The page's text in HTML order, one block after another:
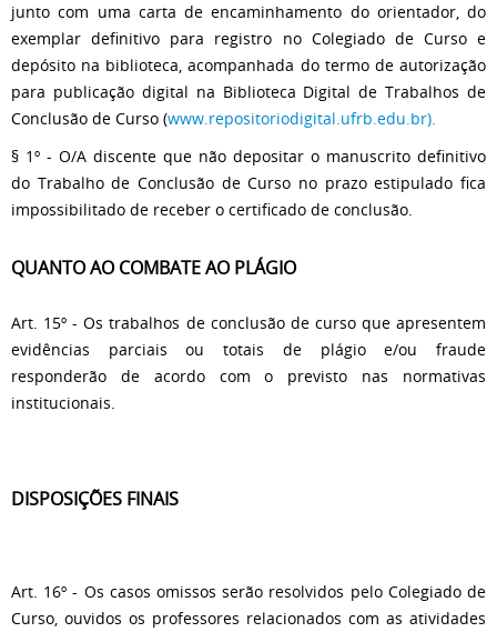
junto com uma carta de encaminhamento do orientador, do
exemplar definitivo para registro no Colegiado de Curso e
depósito na biblioteca, acompanhada do termo de autorização
para publicação digital na Biblioteca Digital de Trabalhos de
Conclusão de Curso (www.repositoriodigital.ufrb.edu.br).
§ 1º - O/A discente que não depositar o manuscrito definitivo
do Trabalho de Conclusão de Curso no prazo estipulado fica
impossibilitado de receber o certificado de conclusão.
QUANTO AO COMBATE AO PLÁGIO
Art. 15º - Os trabalhos de conclusão de curso que apresentem
evidências parciais ou totais de plágio e/ou fraude
responderão de acordo com o previsto nas normativas
institucionais.
DISPOSIÇÕES FINAIS
Art. 16º - Os casos omissos serão resolvidos pelo Colegiado de
Curso, ouvidos os professores relacionados com as atividades